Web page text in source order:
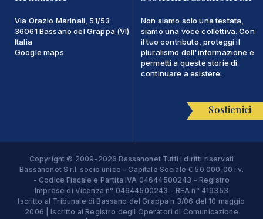
Via Orazio Marinali, 51/53
36061 Bassano del Grappa (VI)
Italia
Google maps
Non siamo solo una testata,
siamo una voce collettiva. Con
il tuo contributo, proteggi il
pluralismo dell'informazione e
permetti a queste storie di
continuare a esistere.
Sostienici
Copyright © 2009-2026 Bassanonet Tutti i diritti riservati
Bassanonet S.r.l. socio unico - Capitale Sociale € 50.000,00 i.v.
- Codice Fiscale e Partita IVA 04644500243 - Registro
Imprese di Vicenza n° 04644500243 - REA n° 419353
Iscritto al Tribunale di Bassano del Grappa n.3/06 del 10 maggio
2006 | Iscritto al Registro degli Operatori di Comunicazione